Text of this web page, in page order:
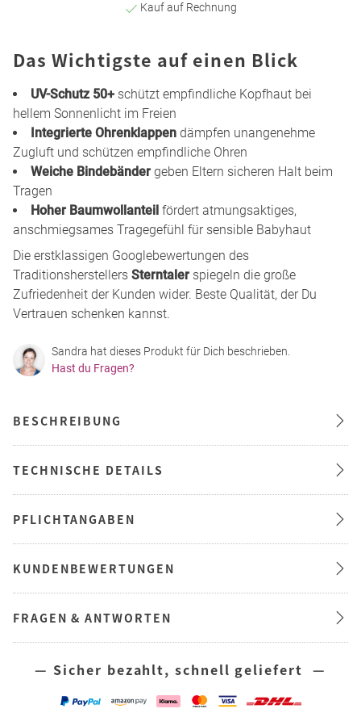
Kauf auf Rechnung
Das Wichtigste auf einen Blick
UV-Schutz 50+ schützt empfindliche Kopfhaut bei
hellem Sonnenlicht im Freien
Integrierte Ohrenklappen dämpfen unangenehme
Zugluft und schützen empfindliche Ohren
Weiche Bindebänder geben Eltern sicheren Halt beim
Tragen
Hoher Baumwollanteil fördert atmungsaktiges,
anschmiegsames Tragegefühl für sensible Babyhaut
Die erstklassigen Googlebewertungen des
Traditionsherstellers Sterntaler spiegeln die große
Zufriedenheit der Kunden wider. Beste Qualität, der Du
Vertrauen schenken kannst.
Sandra hat dieses Produkt für Dich beschrieben.
Hast du Fragen?
BESCHREIBUNG
TECHNISCHE DETAILS
PFLICHTANGABEN
KUNDENBEWERTUNGEN
FRAGEN & ANTWORTEN
— Sicher bezahlt, schnell geliefert —